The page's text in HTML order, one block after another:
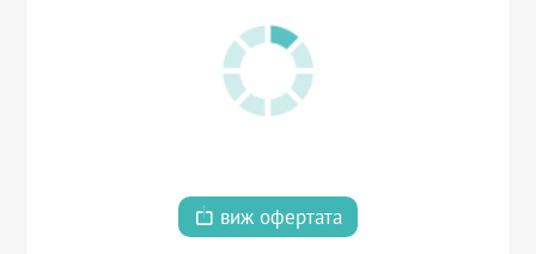
виж офертата